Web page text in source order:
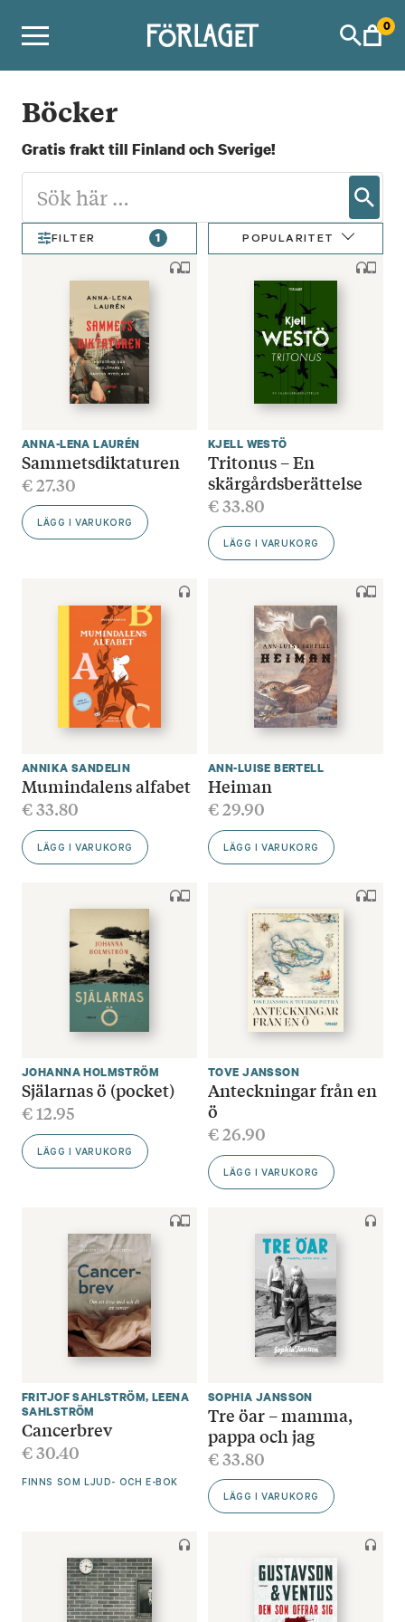
0
Böcker
Gratis frakt till Finland och Sverige!
FILTER 1 POPULARITET
ANNA-LENA LAURÉN
Sammetsdiktaturen
€27.30
LÄGG I VARUKORG
KJELL WESTÖ
Tritonus – En
skärgårdsberättelse
€33.80
LÄGG I VARUKORG
ANNIKA SANDELIN
Mumindalens alfabet
€33.80
LÄGG I VARUKORG
ANN-LUISE BERTELL
Heiman
€29.90
LÄGG I VARUKORG
JOHANNA HOLMSTRÖM
Själarnas ö (pocket)
€12.95
LÄGG I VARUKORG
TOVE JANSSON
Anteckningar från en
ö
€26.90
LÄGG I VARUKORG
FRITJOF SAHLSTRÖM, LEENA
SAHLSTRÖM
Cancerbrev
€30.40
FINNS SOM LJUD- OCH E-BOK
SOPHIA JANSSON
Tre öar – mamma,
pappa och jag
€33.80
LÄGG I VARUKORG